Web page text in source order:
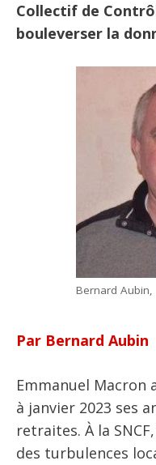
Collectif de
bouleverser la
Bernard Aubin,
Par Bernard Aubin
Emmanuel
à janvier 2023 ses
retraites. À la
des turbulences